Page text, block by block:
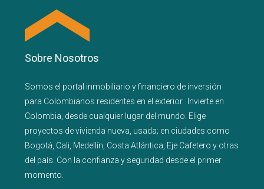
Sobre Nosotros
Somos el portal inmobiliario yfinanciero de inversión
para Colombianos residentes en el exterior.
Invierte en
Colombia, desde cualquier lugar del mundo. Elige
proyectos devivienda nueva usada; en ciudades como
Bogotá Cali Medellín Costa Atlántica Eje Cafetero y otras
del país . Con la confianza y seguridad desde el primer
momento.